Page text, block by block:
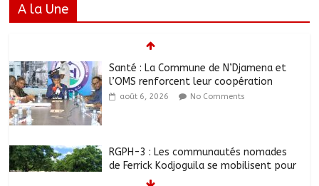
A la Une
Santé : La Commune de N’Djamena et
l’OMS renforcent leur coopération
août 6, 2026 No Comments
RGPH-3 : Les communautés nomades
de Ferrick Kodjoguila se mobilisent pour
le recensement